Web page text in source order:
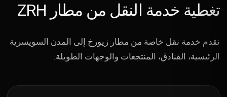
تغطية خدمة النقل من مطار ZRH
نقدم خدمة نقل خاصة من مطار زيورخ إلى المدن السويسرية
الرئيسية، الفنادق، المنتجعات والوجهات الطويلة.